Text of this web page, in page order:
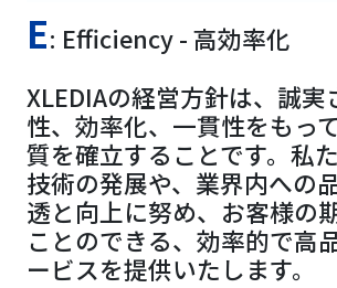
E: Efficiency - 高効率化
XLEDIAの経営方針は、誠実
性、効率化、一貫性をもっ
質を確立することです。私
技術の発展や、業界内への
透と向上に努め、お客様の
ことのできる、効率的で高
ービスを提供いたします。